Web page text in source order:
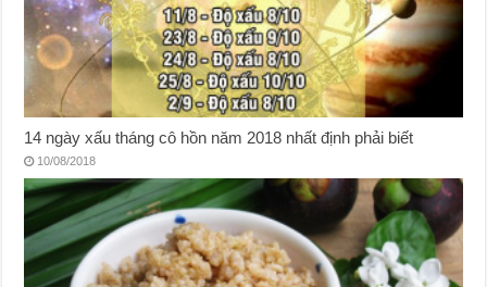
14 ngày xấu tháng cô hồn năm 2018 nhất định phải biết
10/08/2018